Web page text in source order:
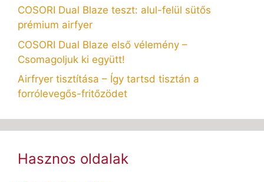
COSORI Dual Blaze teszt: alul-felül sütős
prémium airfyer
COSORI Dual Blaze első vélemény –
Csomagoljuk ki együtt!
Airfryer tisztítása – Így tartsd tisztán a
forrólevegős-fritőzödet
Hasznos oldalak